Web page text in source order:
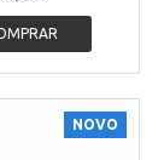
NOVO